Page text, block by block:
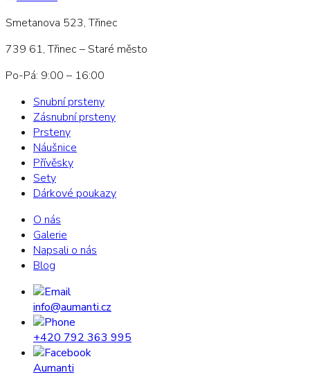
Smetanova 523, Třinec
739 61, Třinec – Staré město
Po-Pá: 9:00 – 16:00
Snubní prsteny
Zásnubní prsteny
Prsteny
Náušnice
Přívěsky
Sety
Dárkové poukazy
O nás
Galerie
Napsali o nás
Blog
info@aumanti.cz
+420 792 363 995
Aumanti